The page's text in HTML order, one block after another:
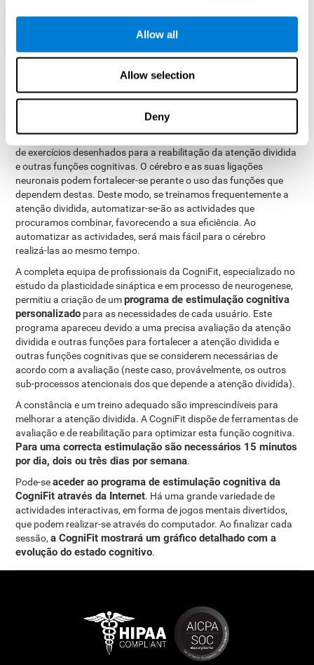
Allow all
Allow selection
Deny
aprendidas, treinadas e melhoradas. Na CogniFit oferecemos a
possibilidade de fazê-lo de maneira profissional. Devido à
atenção, consumir menos recursos cerebrais no momento de
atender a diferentes estímulos ao mesmo tempo, e aumentar a
capacidade de processar a informação, embora seja uma tarefa
difícil.
A reabilitação da atenção dividida baseia-se na
cerebral. Seguindo esta ideia, a CogniFit dispõe de um conjunto
de exercícios desenhados para a reabilitação da atenção dividida
e outras funções cognitivas. O cérebro e as suas ligações
neuronais podem fortalecer-se perante o uso das funções que
dependem destas. Deste modo, se treinamos frequentemente a
atenção dividida, automatizar-se-ão as actividades que
procuramos combinar, favorecendo a sua eficiência. Ao
automatizar as actividades, será mais fácil para o cérebro
realizá-las ao mesmo tempo.
A completa equipa de profissionais da CogniFit, especializado no
estudo da plasticidade sináptica e em processo de neurogenese,
permitiu a criação de umprograma de estimulação cognitiva
personalizado para as necessidades de cada usuário. Este
programa apareceu devido a uma precisa avaliação da atenção
dividida e outras funções para fortalecer a atenção dividida e
outras funções cognitivas que se considerem necessárias de
acordo com a avaliação (neste caso, provávelmente, os outros
sub-processos atencionais dos que depende a atenção dividida).
A constância e um treino adequado são imprescindíveis para
melhorar a atenção dividida. A CogniFit dispõe de ferramentas de
avaliação e de reabilitação para optimizar esta função cognitiva.
Para uma correcta estimulação são necessários 15 minutos
por dia, dois ou três dias por semana.
Pode-seaceder ao programa de estimulação cognitiva da
CogniFit através da Internet. Há uma grande variedade de
actividades interactivas, em forma de jogos mentais divertidos,
que podem realizar-se através do computador. Ao finalizar cada
sessão,a CogniFit mostrará um gráfico detalhado com a
evolução do estado cognitivo.